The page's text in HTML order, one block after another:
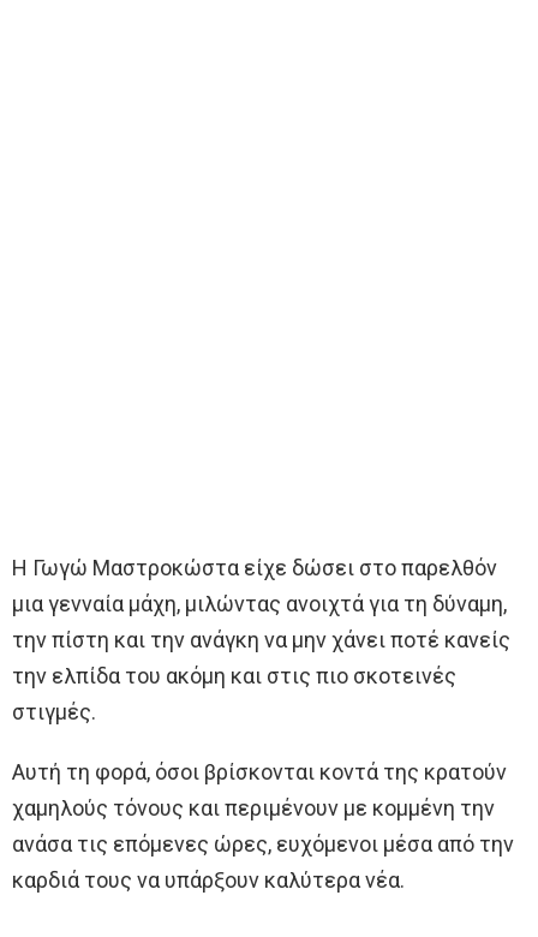
Η Γωγώ Μαστροκώστα είχε δώσει στο παρελθόν
μια γενναία μάχη, μιλώντας ανοιχτά για τη δύναμη,
την πίστη και την ανάγκη να μην χάνει ποτέ κανείς
την ελπίδα του ακόμη και στις πιο σκοτεινές
στιγμές.
Αυτή τη φορά, όσοι βρίσκονται κοντά της κρατούν
χαμηλούς τόνους και περιμένουν με κομμένη την
ανάσα τις επόμενες ώρες, ευχόμενοι μέσα από την
καρδιά τους να υπάρξουν καλύτερα νέα.